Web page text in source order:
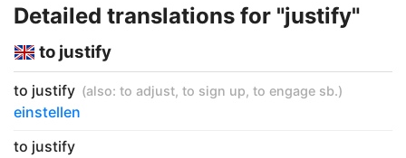
Detailed translations for "justify"
to justify
to justify (also: to adjust, to sign up, to engage sb.)
einstellen
to justify